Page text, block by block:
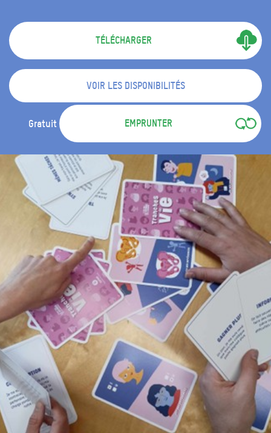
TÉLÉCHARGER
VOIR LES DISPONIBILITÉS
Gratuit EMPRUNTER